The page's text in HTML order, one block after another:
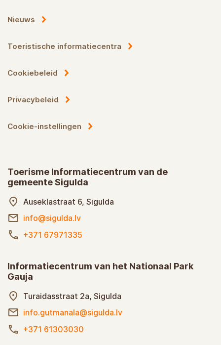
Nieuws
Toeristische informatiecentra
Cookiebeleid
Privacybeleid
Cookie-instellingen
Toerisme Informatiecentrum van de
gemeente Sigulda
Auseklastraat 6, Sigulda
info@sigulda.lv
+371 67971335
Informatiecentrum van het Nationaal Park
Gauja
Turaidasstraat 2a, Sigulda
info.gutmanala@sigulda.lv
+371 61303030